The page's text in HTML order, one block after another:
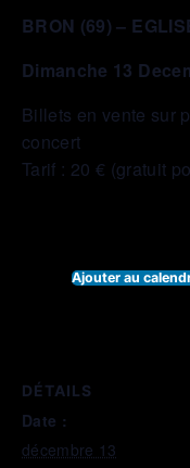
BRON (69) –
Dimanche 13
Billets en vente sur
concert
Tarif : 20 € (gratuit
Ajouter au
DÉTAILS
Date :
décembre 13